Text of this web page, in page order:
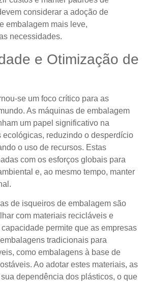
considerar a adoção de
embalagem mais leve,
necessidades.
e Otimização de
se um foco crítico para as
As máquinas de embalagem
um papel significativo na
ecológicas, reduzindo o desperdício
o uso de recursos. Estas
com os esforços globais para
e, ao mesmo tempo, manter
de isqueiros de embalagem são
com materiais recicláveis ​​e
permite que as empresas
tradicionais para
como embalagens à base de
Ao adotar estes materiais, as
dependência dos plásticos, o que